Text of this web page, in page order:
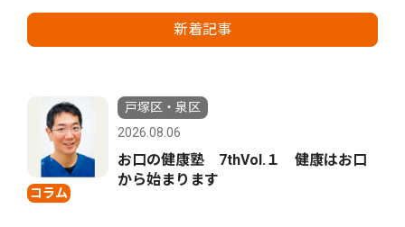
新着記事
コラム
戸塚区・泉区
2026.08.06
お口の健康塾 7thVol.１ 健康はお口
から始まります